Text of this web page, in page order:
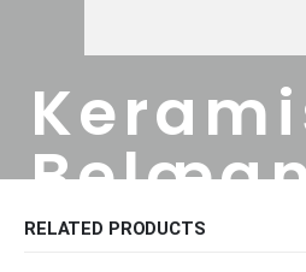
RELATED PRODUCTS